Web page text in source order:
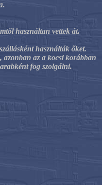
használtan vettek át.
használták őket.
azonban az a kocsi korábban
fog szolgálni.